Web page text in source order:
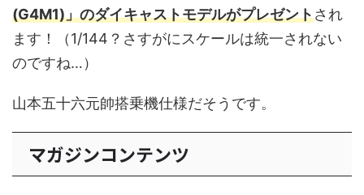
(G4M1)」のダイキャストモデルがプレゼントされ
ます！（1/144？さすがにスケールは統一されない
のですね…）
山本五十六元帥搭乗機仕様だそうです。
マガジンコンテンツ